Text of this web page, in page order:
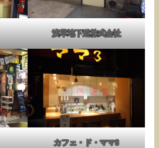
浅草地下道株式会社
カフェ・ド・ママ3